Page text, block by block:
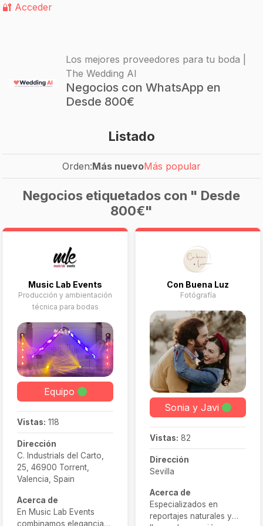
🔐 Acceder
Los mejores proveedores para tu boda |
The Wedding AI
Negocios con WhatsApp en
Desde 800€
Listado
Orden:Más nuevoMás popular
Negocios etiquetados con " Desde
800€"
Music Lab Events
Producción y ambientación
técnica para bodas
Equipo
Vistas: 118
Dirección
C. Industrials del Carto,
25, 46900 Torrent,
Valencia, Spain
Acerca de
En Music Lab Events
combinamos elegancia,
Con Buena Luz
Fotógrafía
Sonia y Javi
Vistas: 82
Dirección
Sevilla
Acerca de
Especializados en
reportajes naturales y